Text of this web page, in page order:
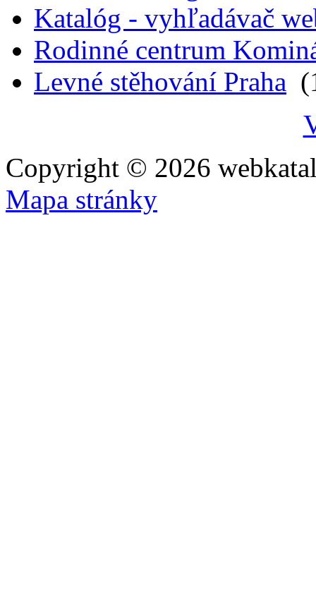
Katalóg - vyhľadávač
Rodinné centrum
Levné stěhování Praha
Copyright © 2026
Mapa stránky